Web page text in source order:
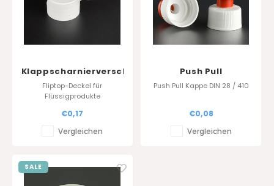
Klappscharnierverschlüsse
28.410
Fliptop-Deckel für
Flüssigprodukte
Andere Farben auf Anfrage
€0,17
Vergleichen
Push Pull
Schraubkappe DIN
Push Pull Kappe DIN 28 / 410
€0,08
Vergleichen
SALE